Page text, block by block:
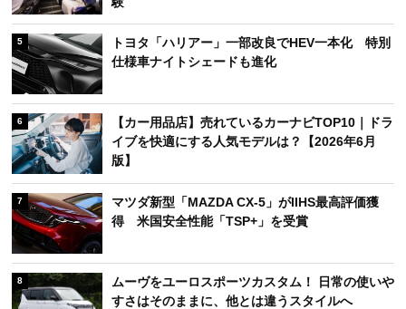
5
トヨタ「ハリアー」一部改良でHEV一本化 特別
仕様車ナイトシェードも進化
6
【カー用品店】売れているカーナビTOP10｜ドラ
イブを快適にする人気モデルは？【2026年6月
版】
7
マツダ新型「MAZDA CX-5」がIIHS最高評価獲
得 米国安全性能「TSP+」を受賞
8
ムーヴをユーロスポーツカスタム！ 日常の使いや
すさはそのままに、他とは違うスタイルへ